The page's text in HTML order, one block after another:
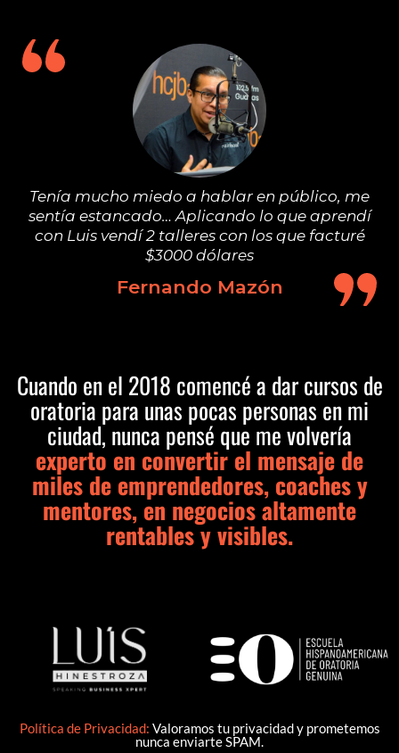
Tenía mucho miedo a hablar en público, me
sentía estancado… Aplicando lo que aprendí
con Luis vendí 2 talleres con los que facturé
$3000 dólares
Fernando Mazón
Cuando en el 2018 comencé a dar cursos de
oratoria para unas pocas personas en mi
ciudad, nunca pensé que me volvería
experto en convertir el mensaje de
miles de emprendedores, coaches y
mentores, en negocios altamente
rentables y visibles.
Política de Privacidad: Valoramos tu privacidad y prometemos
nunca enviarte SPAM.